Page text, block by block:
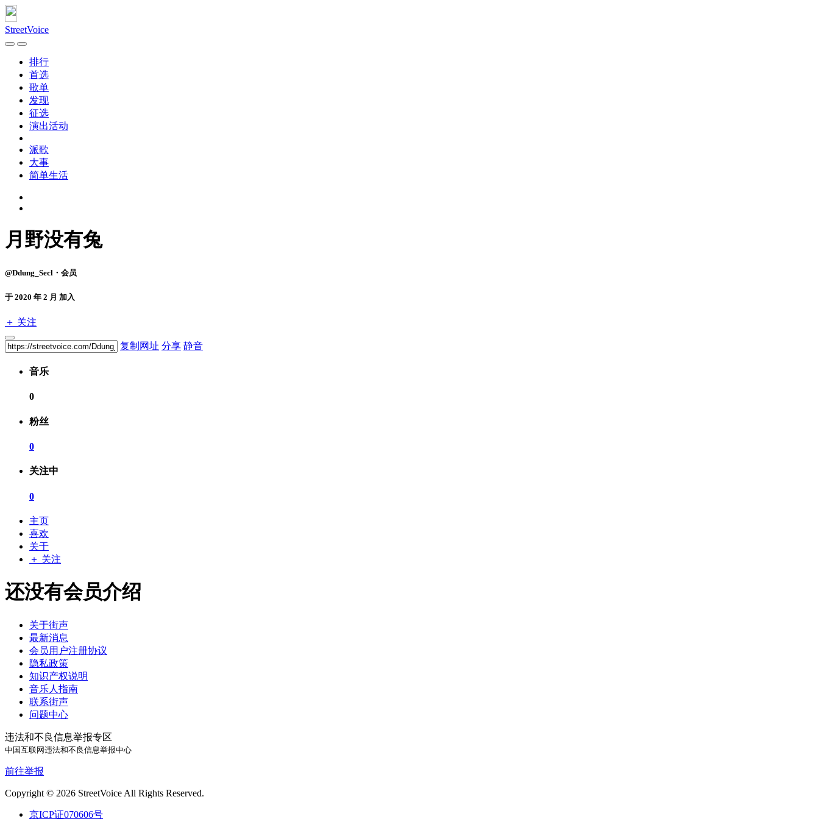
StreetVoice
排行
首选
歌单
发现
征选
演出活动
派歌
大事
简单生活
月野没有兔
@Ddung_Secl・会员
于 2020 年 2 月 加入
＋ 关注
复制网址 分享 静音
音乐
0
粉丝
0
关注中
0
主页
喜欢
关于
＋ 关注
还没有会员介绍
关于街声
最新消息
会员用户注册协议
隐私政策
知识产权说明
音乐人指南
联系街声
问题中心
违法和不良信息举报专区
中国互联网违法和不良信息举报中心
前往举报
Copyright © 2026 StreetVoice All Rights Reserved.
京ICP证070606号